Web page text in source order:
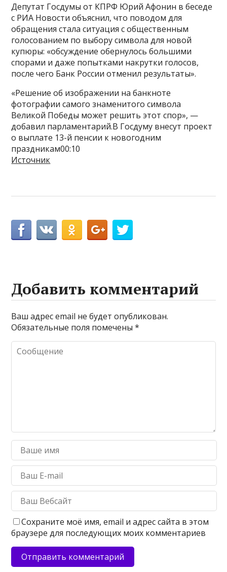
Депутат Госдумы от КПРФ Юрий Афонин в беседе
с РИА Новости объяснил, что поводом для
обращения стала ситуация с общественным
голосованием по выбору символа для новой
купюры: «обсуждение обернулось большими
спорами и даже попытками накрутки голосов,
после чего Банк России отменил результаты».
«Решение об изображении на банкноте
фотографии самого знаменитого символа
Великой Победы может решить этот спор», —
добавил парламентарий.В Госдуму внесут проект
о выплате 13-й пенсии к новогодним
праздникам00:10
Источник
Добавить комментарий
Ваш адрес email не будет опубликован.
Обязательные поля помечены*
Сохраните моё имя, email и адрес сайта в этом
браузере для последующих моих комментариев